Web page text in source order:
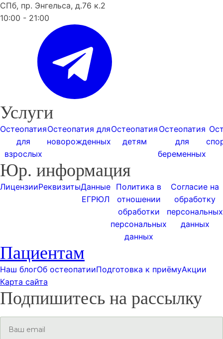
СПб, пр. Энгельса, д.76 к.2
10:00 - 21:00
Услуги
Остеопатия
для
взрослых
Остеопатия для
новорожденных
Остеопатия
детям
Остеопатия
для
беременных
Юр. информация
ЛицензииРеквизитыДанные
ЕГРЮЛ
Политика в
отношении
обработки
персональных
данных
Согласие на
обработку
персональных
данных
Пациентам
Наш блогОб остеопатииПодготовка к приёмуАкции
Карта сайта
Подпишитесь на рассылку